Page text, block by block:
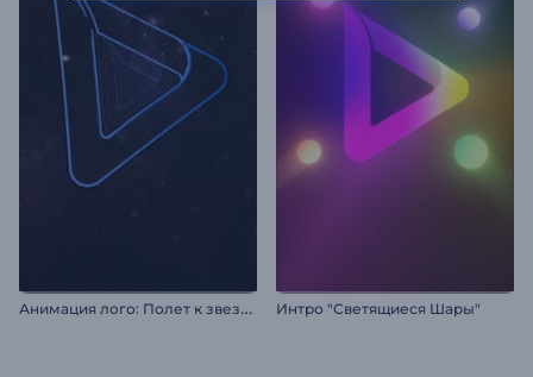
А
нимация лого: Полет к звездам Интро "Светящиеся Шары"